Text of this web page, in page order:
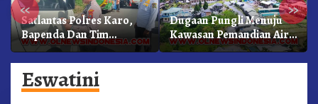
« »
Satlantas Polres Karo,
Bapenda Dan Tim
Lainnya Gelar Oprasi
Sadar Pajak Kenderaan
Dugaan Pungli Menuju
Kawasan Pemandian Air
Panas Semangat Gunung
– Doulu Foto Dan
Eswatini